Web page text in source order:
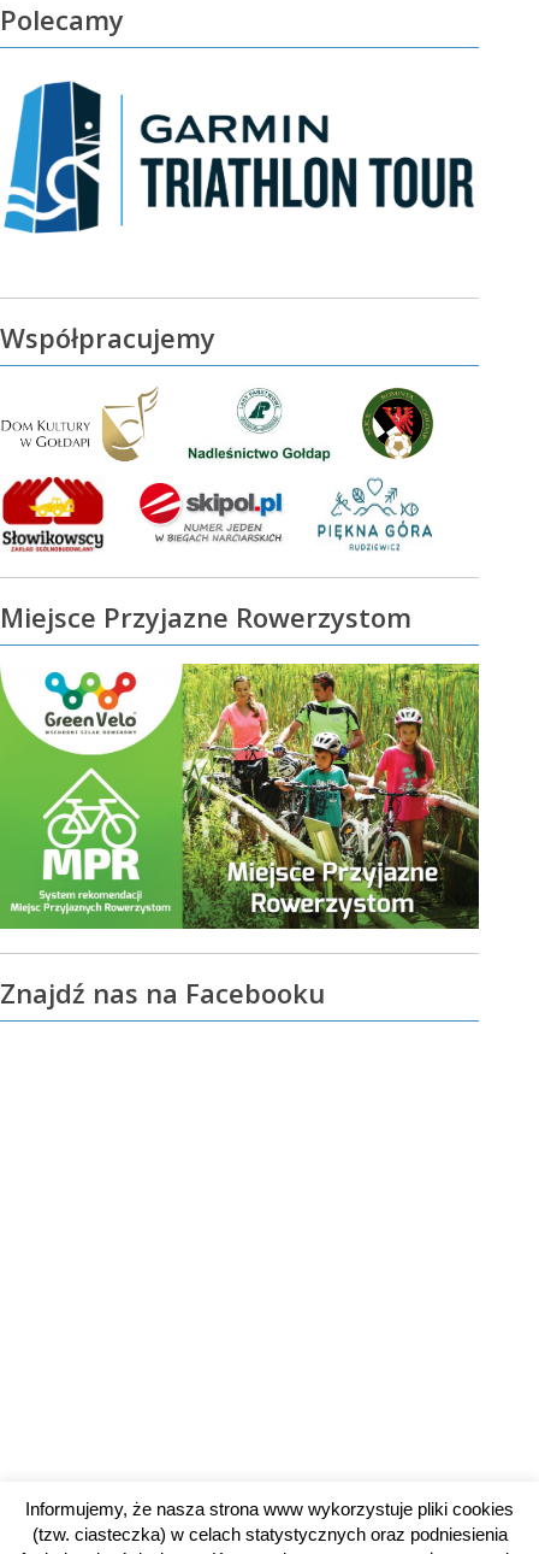
Polecamy
Współpracujemy
Miejsce Przyjazne Rowerzystom
Znajdź nas na Facebooku
Informujemy, że nasza strona www wykorzystuje pliki cookies
(tzw. ciasteczka) w celach statystycznych oraz podniesienia